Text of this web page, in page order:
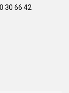
30 66 42